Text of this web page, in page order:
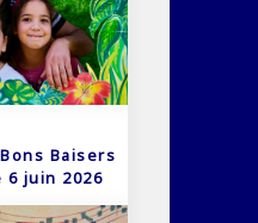
Baisers
6 juin 2026